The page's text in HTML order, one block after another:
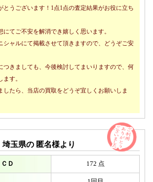
とうございます！1点1点の査定結果がお役に立ち
にてご不安を解消でき嬉しく思います。
シャルにて掲載させて頂きますので、どうぞご安
つきましても、今後検討してまいりますので、何
す。
したら、当店の買取をどうぞ宜しくお願いしま
埼玉県の 匿名様より
ＣＤ 172 点